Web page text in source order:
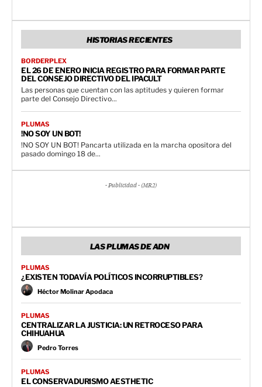
HISTORIAS RECIENTES
BORDERPLEX
EL 26 DE ENERO INICIA REGISTRO PARA FORMAR PARTE
DEL CONSEJO DIRECTIVO DEL IPACULT
Las personas que cuentan con las aptitudes y quieren formar
parte del Consejo Directivo...
PLUMAS
!NO SOY UN BOT!
!NO SOY UN BOT! Pancarta utilizada en la marcha opositora del
pasado domingo 18 de...
- Publicidad - (MR2)
LAS PLUMAS DE ADN
PLUMAS
¿EXISTEN TODAVÍA POLÍTICOS INCORRUPTIBLES?
Héctor Molinar Apodaca
PLUMAS
CENTRALIZAR LA JUSTICIA: UN RETROCESO PARA
CHIHUAHUA
Pedro Torres
PLUMAS
EL CONSERVADURISMO AESTHETIC